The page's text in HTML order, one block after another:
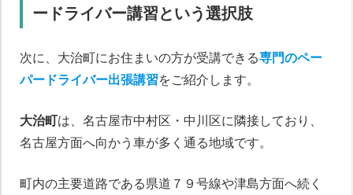
ードライバー講習という選択肢
次に、大治町にお住まいの方が受講できる専門のペー
パードライバー出張講習をご紹介します。
大治町は、名古屋市中村区・中川区に隣接しており、
名古屋方面へ向かう車が多く通る地域です。
町内の主要道路である県道７９号線や津島方面へ続く